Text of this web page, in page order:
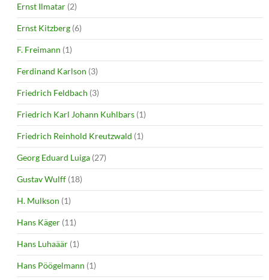
Ernst Ilmatar (2)
Ernst Kitzberg (6)
F. Freimann (1)
Ferdinand Karlson (3)
Friedrich Feldbach (3)
Friedrich Karl Johann Kuhlbars (1)
Friedrich Reinhold Kreutzwald (1)
Georg Eduard Luiga (27)
Gustav Wulff (18)
H. Mulkson (1)
Hans Käger (11)
Hans Luhaäär (1)
Hans Pöögelmann (1)